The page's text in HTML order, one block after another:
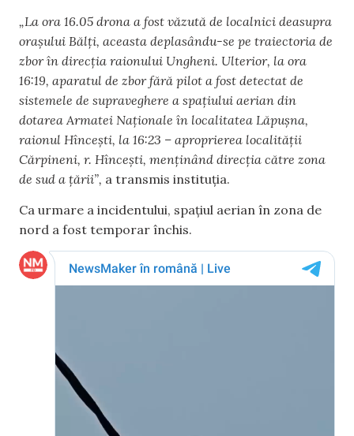
„La ora 16.05 drona a fost văzută de localnici deasupra
orașului Bălți, aceasta deplasându-se pe traiectoria de
zbor în direcția raionului Ungheni. Ulterior, la ora
16:19, aparatul de zbor fără pilot a fost detectat de
sistemele de supraveghere a spațiului aerian din
dotarea Armatei Naționale în localitatea Lăpușna,
raionul Hîncești, la 16:23 – aproprierea localității
Cărpineni, r. Hîncești, menținând direcția către zona
de sud a țării”, a transmis instituția.
Ca urmare a incidentului, spațiul aerian în zona de
nord a fost temporar închis.